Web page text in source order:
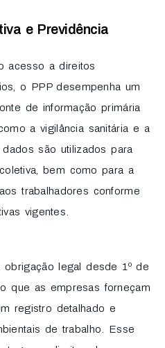
e Previdência
acesso a direitos
o PPP desempenha um
de informação primária
a vigilância sanitária e a
são utilizados para
bem como para a
trabalhadores conforme
vigentes.
legal desde 1º de
que as empresas forneçam
registro detalhado e
de trabalho. Esse